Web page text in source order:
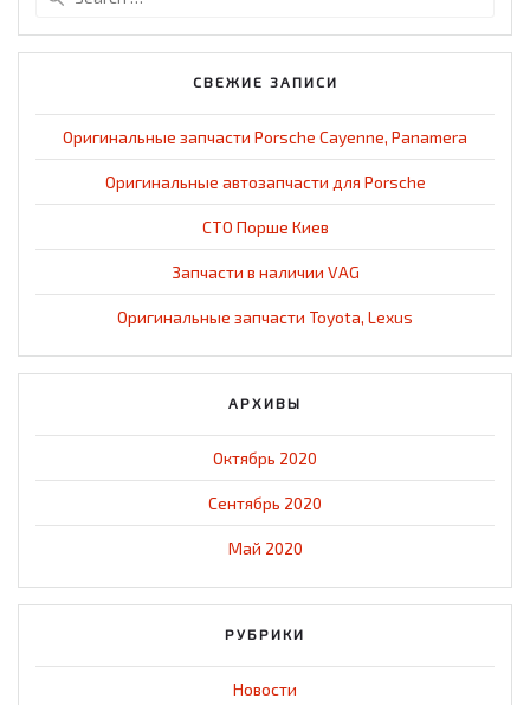
СВЕЖИЕ ЗАПИСИ
Оригинальные запчасти Porsche Cayenne, Panamera
Оригинальные автозапчасти для Porsche
СТО Порше Киев
Запчасти в наличии VAG
Оригинальные запчасти Toyota, Lexus
АРХИВЫ
Октябрь 2020
Сентябрь 2020
Май 2020
РУБРИКИ
Новости